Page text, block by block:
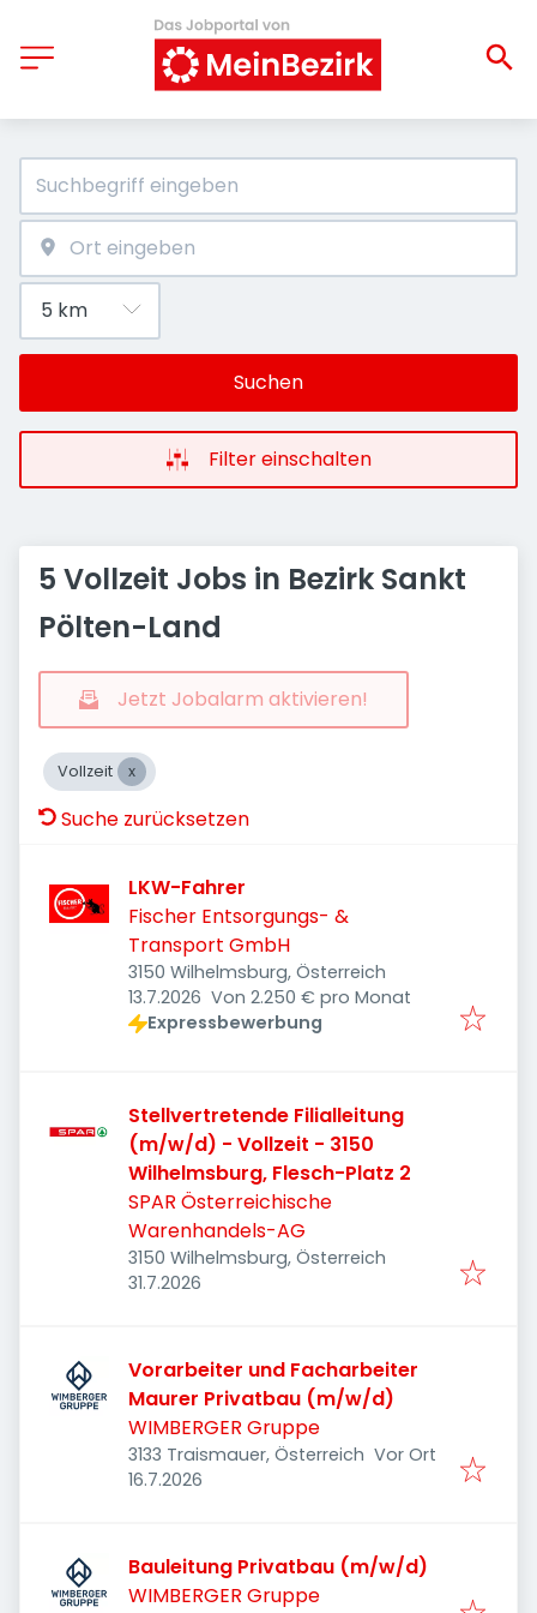
Suchen
Filter einschalten
5 Vollzeit Jobs in Bezirk Sankt
Pölten-Land
Jetzt Jobalarm aktivieren!
Vollzeit
Suche zurücksetzen
LKW-Fahrer
Fischer Entsorgungs- &
Transport GmbH
3150 Wilhelmsburg, Österreich
Veröffentlicht
13.7.2026 Von 2.250 € pro Monat
Expressbewerbung
Stellvertretende Filialleitung
(m/w/d) - Vollzeit - 3150
Wilhelmsburg, Flesch-Platz 2
SPAR Österreichische
Warenhandels-AG
3150 Wilhelmsburg, Österreich
Veröffentlicht
31.7.2026
Vorarbeiter und Facharbeiter
Maurer Privatbau (m/w/d)
WIMBERGER Gruppe
3133 Traismauer, Österreich Vor Ort
Veröffentlicht
16.7.2026
Bauleitung Privatbau (m/w/d)
WIMBERGER Gruppe